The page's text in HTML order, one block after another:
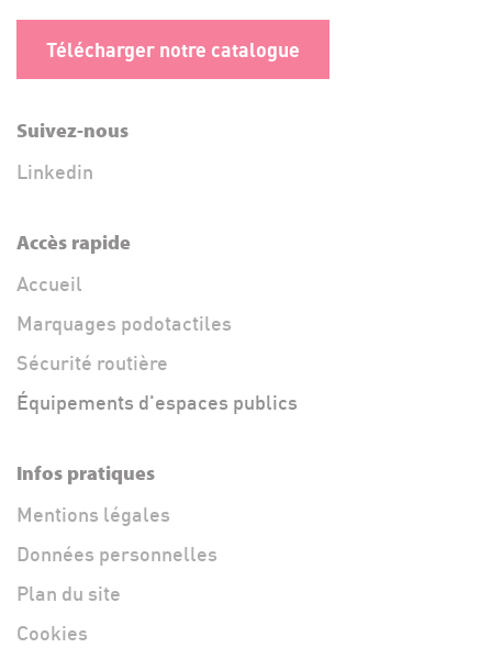
Télécharger notre catalogue
Suivez-nous
Linkedin
Accès rapide
Accueil
Marquages podotactiles
Sécurité routière
Équipements d'espaces publics
Infos pratiques
Mentions légales
Données personnelles
Plan du site
Cookies